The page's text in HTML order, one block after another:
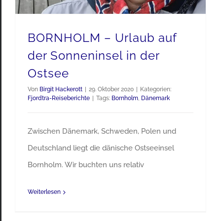
BORNHOLM – Urlaub auf
der Sonneninsel in der
Ostsee
Von Birgit Hackerott 29. Oktober 2020
Kategorien:
Fjordtra-Reiseberichte
Tags: Bornholm, Dänemark
Zwischen Dänemark, Schweden, Polen und
Deutschland liegt die dänische Ostseeinsel
Bornholm. Wir buchten uns relativ
Weiterlesen